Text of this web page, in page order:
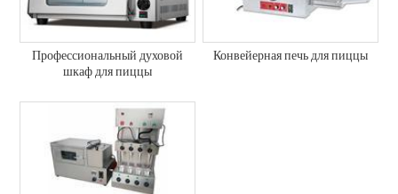
Профессиональный духовой
шкаф для пиццы
Конвейерная печь для пиццы